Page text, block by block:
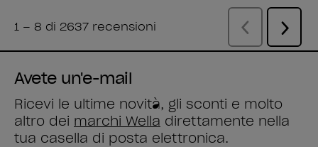
Avete un'e-mail
Ricevi le ultime novità, gli sconti e molto
altro dei marchi Wella direttamente nella
tua casella di posta elettronica.